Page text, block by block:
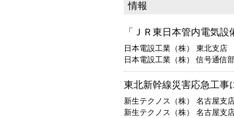
情報
「ＪＲ東日本管内電気設
日本電設工業（株） 東北
日本電設工業（株） 信号通
東北新幹線災害応急工事
新生テクノス（株） 名古屋
新生テクノス（株） 名古屋